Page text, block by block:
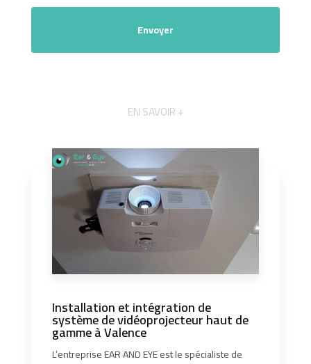
EN SAVOIR +
Installation et intégration de
système de vidéoprojecteur haut de
gamme à Valence
L’entreprise EAR AND EYE est le spécialiste de